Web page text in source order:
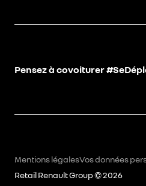
Pensez à covoiturer
Mentions légalesVos données
Retail Renault Group ©2026